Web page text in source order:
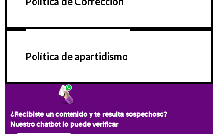
Política de apartidismo
¿Recibiste un contenido y te resulta sospechoso?
Nuestro chatbot lo puede verificar